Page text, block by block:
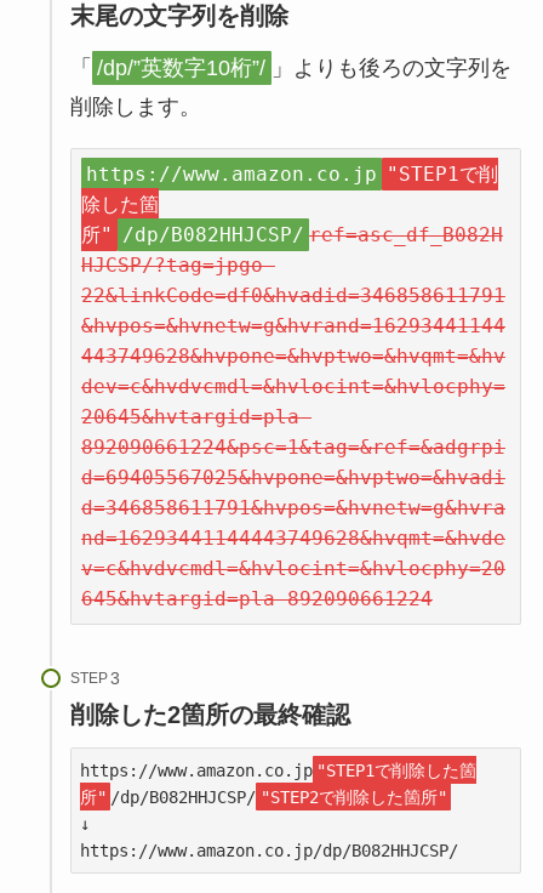
末尾の文字列を削除
「 /dp/”英数字10桁”/ 」よりも後ろの文字列を
削除します。
https://www.amazon.co.jp "STEP1で削
除した箇
所"
/dp/B082HHJCSP/ ref=asc_df_B082H
HJCSP/?tag=jpgo-
22&linkCode=df0&hvadid=346858611791
&hvpos=&hvnetw=g&hvrand=16293441144
443749628&hvpone=&hvptwo=&hvqmt=&hv
dev=c&hvdvcmdl=&hvlocint=&hvlocphy=
20645&hvtargid=pla-
892090661224&psc=1&tag=&ref=&adgrpi
d=69405567025&hvpone=&hvptwo=&hvadi
d=346858611791&hvpos=&hvnetw=g&hvra
nd=16293441144443749628&hvqmt=&hvde
v=c&hvdvcmdl=&hvlocint=&hvlocphy=20
645&hvtargid=pla-892090661224
STEP
削除した2箇所の最終確認
https://www.amazon.co.jp "STEP1で削除した箇
所" /dp/B082HHJCSP/ "STEP2で削除した箇所"
https://www.amazon.co.jp/dp/B082HHJCSP/